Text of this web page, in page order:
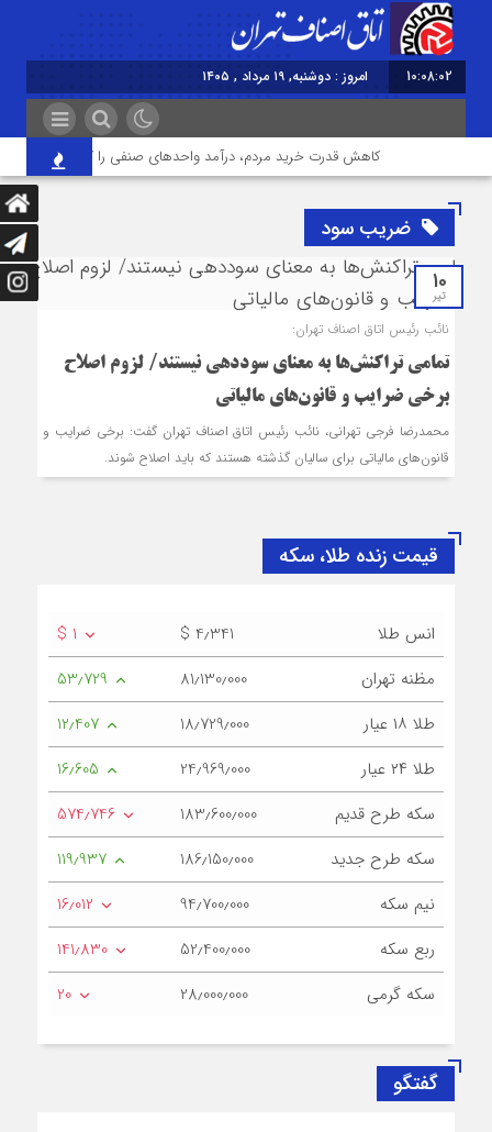
10:08:02 امروز : دوشنبه, ۱۹ مرداد , ۱۴۰۵
کاهش قدرت خرید مردم، درآمد واحدهای صنفی را کاهش داده
ضریب سود
10
تیر
نائب رئیس اتاق اصناف تهران:
تمامی تراکنش‌ها به معنای سوددهی نیستند/ لزوم اصلاح
برخی ضرایب و قانون‌های مالیاتی
محمدرضا فرجی تهرانی، نائب رئیس اتاق اصناف تهران گفت: برخی ضرایب و
قانون‌های مالیاتی برای سالیان گذشته هستند که باید اصلاح شوند.
قیمت زنده طلا، سکه
انس طلا $ 4٫341
$ 1
مظنه تهران
81٫130٫000
53٫729
طلا ۱۸ عیار
18٫729٫000
12٫407
طلا ۲۴ عیار
24٫969٫000
16٫605
سکه طرح قدیم
183٫600٫000
574٫746
سکه طرح جدید
186٫150٫000
119٫937
نیم سکه
94٫700٫000
16٫012
ربع سکه
52٫400٫000
141٫830
سکه گرمی
28٫000٫000 20
گفتگو